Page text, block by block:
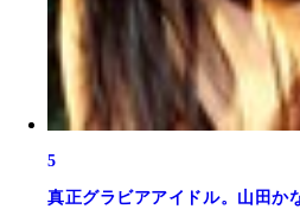
5
真正グラビアアイドル。山田か